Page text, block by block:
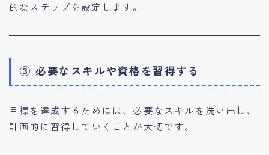
的なステップを設定します。
③ 必要なスキルや資格を習得する
目標を達成するためには、必要なスキルを洗い出し、
計画的に習得していくことが大切です。